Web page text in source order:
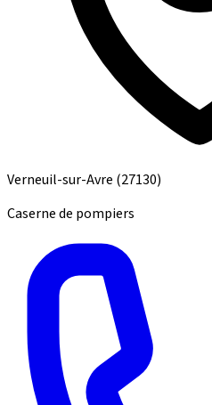
Verneuil-sur-Avre (27130)
Caserne de pompiers